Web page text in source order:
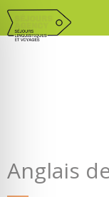
Anglais